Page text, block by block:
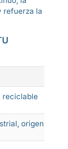
refuerza la
reciclable
origen